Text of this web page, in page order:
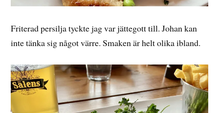
Friterad persilja tyckte jag var jättegott till. Johan kan
inte tänka sig något värre. Smaken är helt olika ibland.